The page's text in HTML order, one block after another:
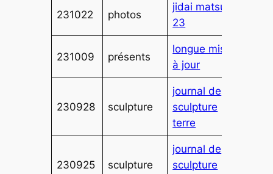
231022 photos
jidai matsuri
23
231009 présents
longue mise
à jour
230928 sculpture
journal de
sculpture
terre
230925 sculpture
journal de
sculpture